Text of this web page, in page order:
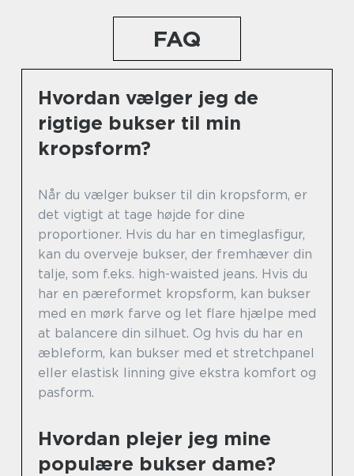
FAQ
Hvordan vælger jeg de
rigtige bukser til min
kropsform?
Når du vælger bukser til din kropsform, er
det vigtigt at tage højde for dine
proportioner. Hvis du har en timeglasfigur,
kan du overveje bukser, der fremhæver din
talje, som f.eks. high-waisted jeans. Hvis du
har en pæreformet kropsform, kan bukser
med en mørk farve og let flare hjælpe med
at balancere din silhuet. Og hvis du har en
æbleform, kan bukser med et stretchpanel
eller elastisk linning give ekstra komfort og
pasform.
Hvordan plejer jeg mine
populære bukser dame?